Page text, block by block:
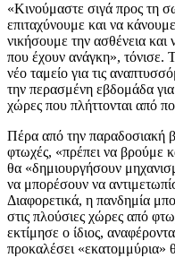
«Κινούμαστε σιγά προς τη
επιταχύνουμε και να
νικήσουμε την ασθένεια
που έχουν ανάγκη»,
νέο ταμείο για τις
την περασμένη εβδομάδα
χώρες που πλήττονται από
Πέρα από την παραδοσιακή
φτωχές, «πρέπει να βρούμε
θα «δημιουργήσουν
να μπορέσουν να
Διαφορετικά, η πανδημία
στις πλούσιες χώρες από
εκτίμησε ο ίδιος,
προκαλέσει «εκατομμύρια»